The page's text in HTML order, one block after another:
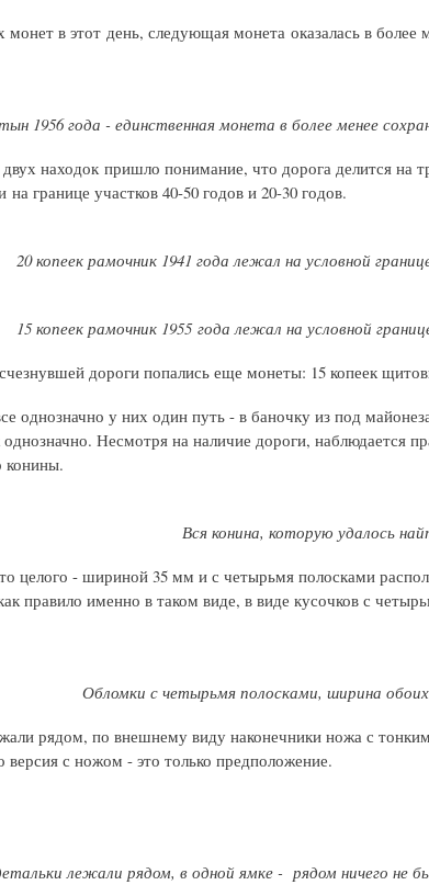
монет в этот день, следующая монета оказалась в
1956 года - единственная монета в более менее
находок пришло понимание, что дорога делится на
границе участков 40-50 годов и 20-30 годов.
20 копеек рамочник 1941 года лежал на условной
15 копеек рамочник 1955 года лежал на условной
дороги попались еще монеты: 15 копеек
однозначно у них один путь - в баночку из под
Несмотря на наличие дороги, наблюдается
конины.
Вся конина, которую удалось
целого - шириной 35 мм и с четырьмя полосками
правило именно в таком виде, в виде кусочков с
Обломки с четырьмя полосками, ширина
рядом, по внешнему виду наконечники ножа с
с ножом - это только предположение.
лежали рядом, в одной ямке - рядом ничего не